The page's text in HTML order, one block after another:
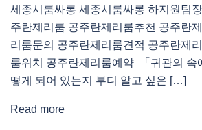
세종시룸싸롱 세종시룸싸롱 하지원팀
주란제리룸 공주란제리룸추천 공주란
리룸문의 공주란제리룸견적 공주란제
룸위치 공주란제리룸예약 「귀관의 속
떻게 되어 있는지 부디 알고 싶은 […]
Read more